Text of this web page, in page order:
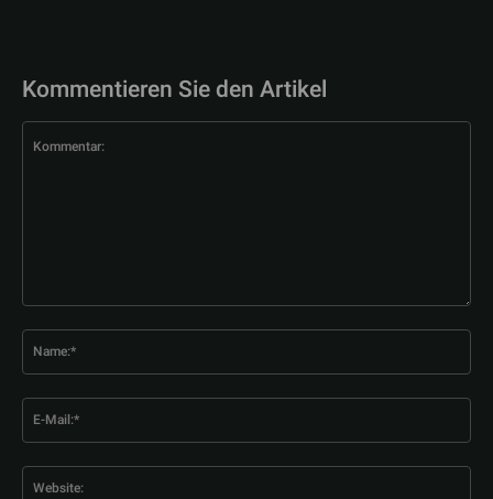
Kommentieren Sie den Artikel